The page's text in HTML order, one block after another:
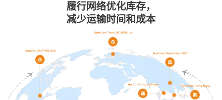
履行网络优化库存，
减少运输时间和成本